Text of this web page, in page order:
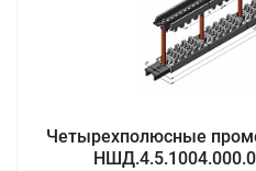
Четырехполюсные